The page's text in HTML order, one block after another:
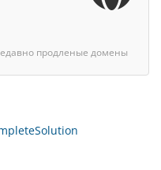
продленые домены